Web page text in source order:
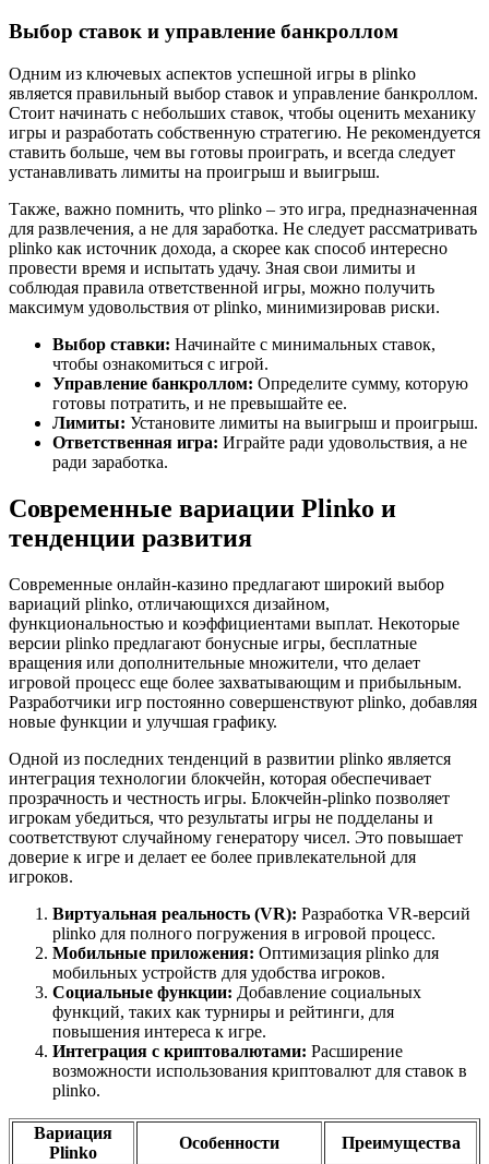
Выбор ставок и управление банкроллом
Одним из ключевых аспектов успешной игры в plinko
является правильный выбор ставок и управление банкроллом.
Стоит начинать с небольших ставок, чтобы оценить механику
игры и разработать собственную стратегию. Не рекомендуется
ставить больше, чем вы готовы проиграть, и всегда следует
устанавливать лимиты на проигрыш и выигрыш.
Также, важно помнить, что plinko – это игра, предназначенная
для развлечения, а не для заработка. Не следует рассматривать
plinko как источник дохода, а скорее как способ интересно
провести время и испытать удачу. Зная свои лимиты и
соблюдая правила ответственной игры, можно получить
максимум удовольствия от plinko, минимизировав риски.
Выбор ставки: Начинайте с минимальных ставок,
чтобы ознакомиться с игрой.
Управление банкроллом: Определите сумму, которую
готовы потратить, и не превышайте ее.
Лимиты: Установите лимиты на выигрыш и проигрыш.
Ответственная игра: Играйте ради удовольствия, а не
ради заработка.
Современные вариации Plinko и
тенденции развития
Современные онлайн-казино предлагают широкий выбор
вариаций plinko, отличающихся дизайном,
функциональностью и коэффициентами выплат. Некоторые
версии plinko предлагают бонусные игры, бесплатные
вращения или дополнительные множители, что делает
игровой процесс еще более захватывающим и прибыльным.
Разработчики игр постоянно совершенствуют plinko, добавляя
новые функции и улучшая графику.
Одной из последних тенденций в развитии plinko является
интеграция технологии блокчейн, которая обеспечивает
прозрачность и честность игры. Блокчейн-plinko позволяет
игрокам убедиться, что результаты игры не подделаны и
соответствуют случайному генератору чисел. Это повышает
доверие к игре и делает ее более привлекательной для
игроков.
Виртуальная реальность (VR): Разработка VR-версий
plinko для полного погружения в игровой процесс.
Мобильные приложения: Оптимизация plinko для
мобильных устройств для удобства игроков.
Социальные функции: Добавление социальных
функций, таких как турниры и рейтинги, для
повышения интереса к игре.
Интеграция с криптовалютами: Расширение
возможности использования криптовалют для ставок в
plinko.
Вариация
Plinko
Особенности Преимущества